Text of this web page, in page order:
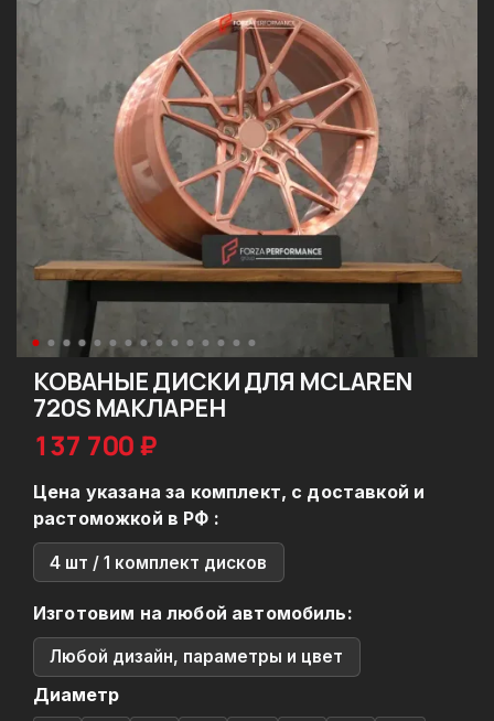
КОВАНЫЕ ДИСКИ ДЛЯ MCLAREN
720S МАКЛАРЕН
137 700 ₽
Цена указана за комплект, с доставкой и
растоможкой в РФ :
4 шт / 1 комплект дисков
Изготовим на любой автомобиль:
Любой дизайн, параметры и цвет
Диаметр